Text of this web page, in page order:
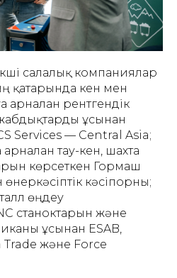
салалық компаниялар
қатарында кен мен
арналған рентгендік
ұсынған
Services — Central Asia;
тау-кен, шахта
көрсеткен Гормаш
кәсіпорны;
өңдеу
станоктарын және
ұсынған ESAB,
Trade және Force